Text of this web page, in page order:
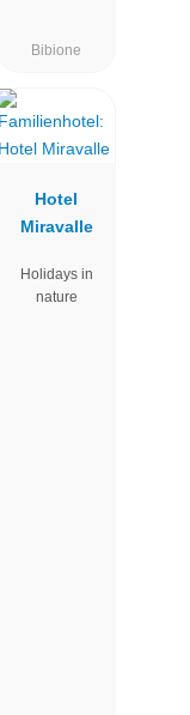
Bibione
Hotel
Miravalle
Holidays in
nature